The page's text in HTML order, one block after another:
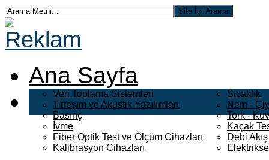
Ana Sayfa
Veri Toplama Sistemleri
Titreşim ve Akustik Yazılımları
Basınç
İvme
Fiber Optik Test ve Ölçüm Cihazları
Kalibrasyon Cihazları
Sıcaklık
Nem -
Tork -
Kaçak
Debi Akış